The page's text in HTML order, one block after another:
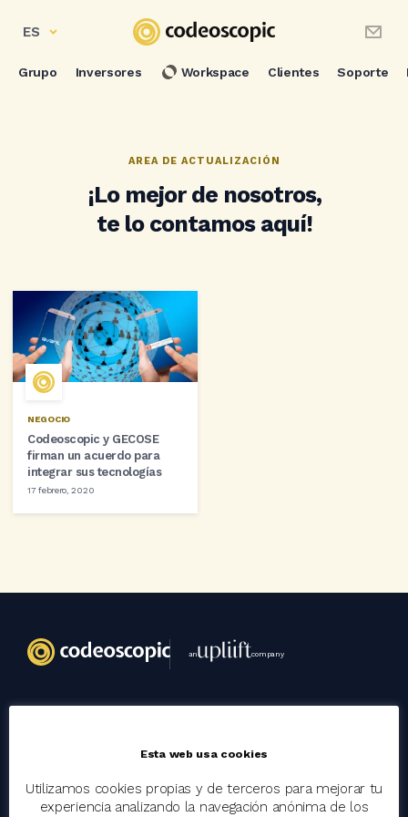
ES
Grupo Inversores Workspace Clientes Soporte
AREA DE ACTUALIZACIÓN
¡Lo mejor de nosotros,
te lo contamos aquí!
NEGOCIO
Codeoscopic y GECOSE
firman un acuerdo para
integrar sus tecnologías
17 febrero, 2020
an company
Trabaja con nosotros
Clientes
Esta web usa cookies
Utilizamos cookies propias y de terceros para mejorar tu
experiencia analizando la navegación anónima de los